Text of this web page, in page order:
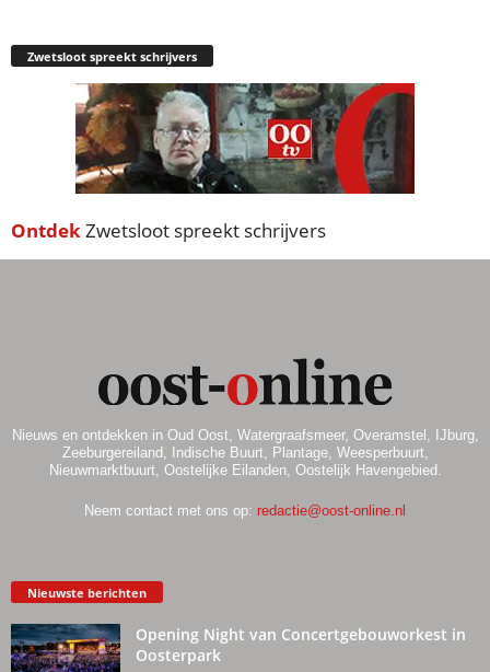
Zwetsloot spreekt schrijvers
OntdekZwetsloot spreekt schrijvers
Nieuws en ontdekken in Oud Oost, Watergraafsmeer, Overamstel, IJburg,
Zeeburgereiland, Indische Buurt, Plantage, Weesperbuurt,
Nieuwmarktbuurt, Oostelijke Eilanden, Oostelijk Havengebied.
Neem contact met ons op: redactie@oost-online.nl
Nieuwste berichten
Opening Night van Concertgebouworkest in
Oosterpark